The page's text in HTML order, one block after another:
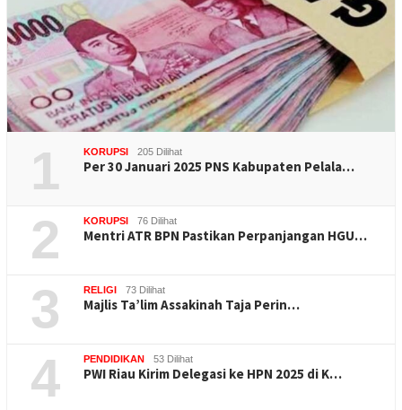
1 KORUPSI 205 Dilihat
Per 30 Januari 2025 PNS Kabupaten Pelala…
2 KORUPSI 76 Dilihat
Mentri ATR BPN Pastikan Perpanjangan HGU…
3 RELIGI 73 Dilihat
Majlis Ta’lim Assakinah Taja Perin…
4 PENDIDIKAN 53 Dilihat
PWI Riau Kirim Delegasi ke HPN 2025 di K…